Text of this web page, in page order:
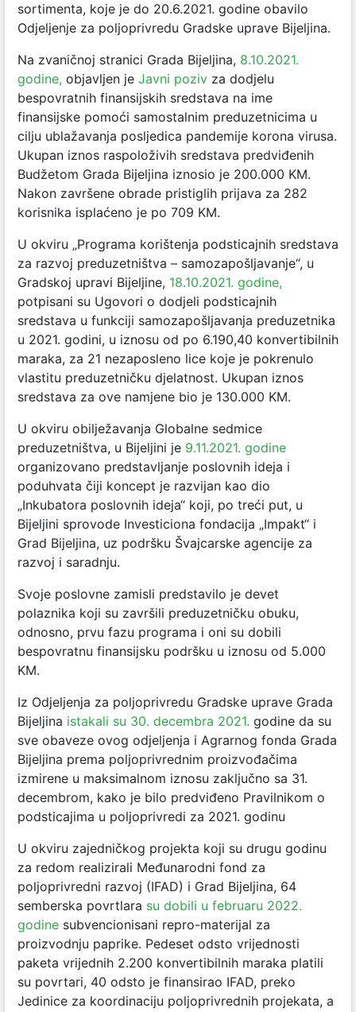
sortimenta, koje je do 20.6.2021. godine obavilo
Odjeljenje za poljoprivredu Gradske uprave Bijeljina.
Na zvaničnoj stranici Grada Bijeljina, 8.10.2021.
godine, objavljen je Javni poziv za dodjelu
bespovratnih finansijskih sredstava na ime
finansijske pomoći samostalnim preduzetnicima u
cilju ublažavanja posljedica pandemije korona virusa.
Ukupan iznos raspoloživih sredstava predviđenih
Budžetom Grada Bijeljina iznosio je 200.000 KM.
Nakon završene obrade pristiglih prijava za 282
korisnika isplaćeno je po 709 KM.
U okviru „Programa korištenja podsticajnih sredstava
za razvoj preduzetništva – samozapošljavanje“, u
Gradskoj upravi Bijeljine, 18.10.2021. godine,
potpisani su Ugovori o dodjeli podsticajnih
sredstava u funkciji samozapošljavanja preduzetnika
u 2021. godini, u iznosu od po 6.190,40 konvertibilnih
maraka, za 21 nezaposleno lice koje je pokrenulo
vlastitu preduzetničku djelatnost. Ukupan iznos
sredstava za ove namjene bio je 130.000 KM.
U okviru obilježavanja Globalne sedmice
preduzetništva, u Bijeljini je 9.11.2021. godine
organizovano predstavljanje poslovnih ideja i
poduhvata čiji koncept je razvijan kao dio
„Inkubatora poslovnih ideja“ koji, po treći put, u
Bijeljini sprovode Investiciona fondacija „Impakt“ i
Grad Bijeljina, uz podršku Švajcarske agencije za
razvoj i saradnju.
Svoje poslovne zamisli predstavilo je devet
polaznika koji su završili preduzetničku obuku,
odnosno, prvu fazu programa i oni su dobili
bespovratnu finansijsku podršku u iznosu od 5.000
KM.
Iz Odjeljenja za poljoprivredu Gradske uprave Grada
Bijeljina istakali su 30. decembra 2021. godine da su
sve obaveze ovog odjeljenja i Agrarnog fonda Grada
Bijeljina prema poljoprivrednim proizvođačima
izmirene u maksimalnom iznosu zaključno sa 31.
decembrom, kako je bilo predviđeno Pravilnikom o
podsticajima u poljoprivredi za 2021. godinu
U okviru zajedničkog projekta koji su drugu godinu
za redom realizirali Međunarodni fond za
poljoprivredni razvoj (IFAD) i Grad Bijeljina, 64
semberska povrtlara su dobili u februaru 2022.
godine subvencionisani repro-materijal za
proizvodnju paprike. Pedeset odsto vrijednosti
paketa vrijednih 2.200 konvertibilnih maraka platili
su povrtari, 40 odsto je finansirao IFAD, preko
Jedinice za koordinaciju poljoprivrednih projekata, a